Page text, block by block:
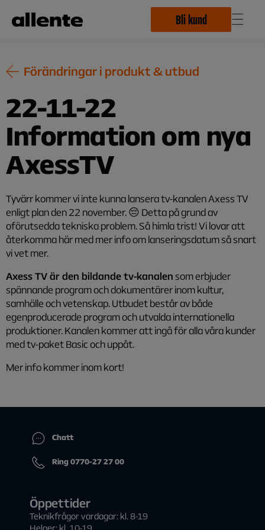
Bli kund
Förändringar i produkt & utbud
22-11-22
Information om nya
AxessTV
Tyvärr kommer vi inte kunna lansera tv-kanalen Axess TV
enligt plan den 22 november. 😔 Detta på grund av
oförutsedda tekniska problem. Så himla trist! Vi lovar att
återkomma här med mer info om lanseringsdatum så snart
vi vet mer.
Axess TV är den bildande tv-kanalensom erbjuder
spännande program och dokumentärer inom kultur,
samhälle och vetenskap. Utbudet består av både
egenproducerade program och utvalda internationella
produktioner. Kanalen kommer att ingå för alla våra kunder
med tv-paket Basic och uppåt.
Mer info kommer inom kort!
Chatt
Ring 0770-27 27 00
Öppettider
Teknikfrågor vardagar: kl. 8-19
Helger: kl. 10-19